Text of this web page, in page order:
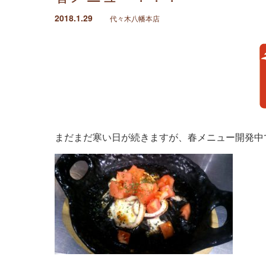
2018.1.29 代々木八幡本店
まだまだ寒い日が続きますが、春メニュー開発